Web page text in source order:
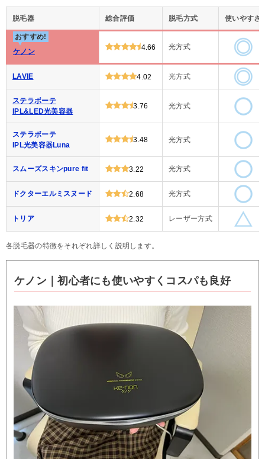
脱毛器 総合評価 脱毛方式 使いやすさ
おすすめ!
ケノン
4.66 光方式
LAVIE 4.02 光方式
ステラボーテ
IPL&LED光美容器
3.76 光方式
ステラボーテ
IPL光美容器Luna
3.48 光方式
スムーズスキンpure fit 3.22 光方式
ドクターエルミスヌード 2.68 光方式
トリア 2.32 レーザー方式
各脱毛器の特徴をそれぞれ詳しく説明します。
ケノン｜初心者にも使いやすくコスパも良好